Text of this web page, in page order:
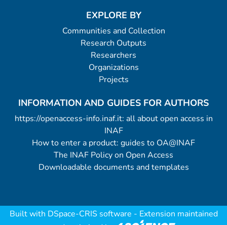
EXPLORE BY
Communities and Collection
Research Outputs
Researchers
Organizations
Projects
INFORMATION AND GUIDES FOR AUTHORS
https://openaccess-info.inaf.it: all about open access in
INAF
How to enter a product: guides to OA@INAF
The INAF Policy on Open Access
Downloadable documents and templates
Built with DSpace-CRIS software - Extension maintained